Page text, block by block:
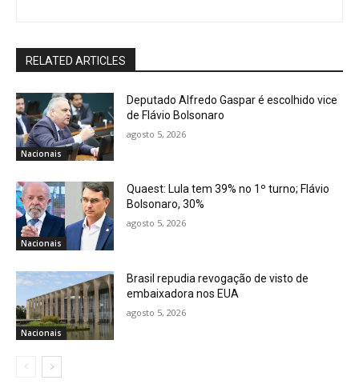
RELATED ARTICLES
Nacionais
Deputado Alfredo Gaspar é escolhido vice
de Flávio Bolsonaro
agosto 5, 2026
Nacionais
Quaest: Lula tem 39% no 1º turno; Flávio
Bolsonaro, 30%
agosto 5, 2026
Nacionais
Brasil repudia revogação de visto de
embaixadora nos EUA
agosto 5, 2026